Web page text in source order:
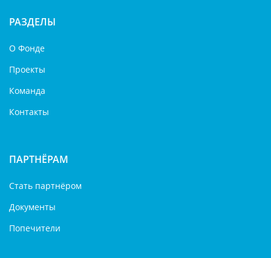
РАЗДЕЛЫ
О Фонде
Проекты
Команда
Контакты
ПАРТНЁРАМ
Стать партнёром
Документы
Попечители